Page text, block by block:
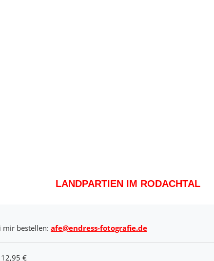
LANDPARTIEN IM RODACHTAL
mir bestellen: afe@endress-fotografie.de
€